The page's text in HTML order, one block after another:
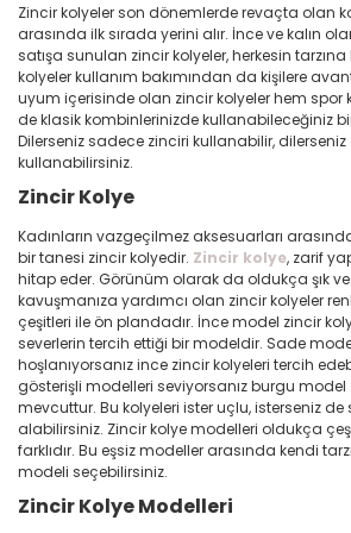
Zincir kolyeler son dönemlerde revaçta olan
arasında ilk sırada yerini alır. İnce ve kalın
satışa sunulan zincir kolyeler, herkesin
kolyeler kullanım bakımından da kişilere
uyum içerisinde olan zincir kolyeler hem spor
de klasik kombinlerinizde kullanabileceğiniz
Dilerseniz sadece zinciri kullanabilir,
kullanabilirsiniz.
Zincir Kolye
Kadınların vazgeçilmez aksesuarları
bir tanesi zincir kolyedir. Zincir kolye, zarif
hitap eder. Görünüm olarak da oldukça şık
kavuşmanıza yardımcı olan zincir kolyeler
çeşitleri ile ön plandadır. İnce model zincir
severlerin tercih ettiği bir modeldir. Sade
hoşlanıyorsanız ince zincir kolyeleri tercih
gösterişli modelleri seviyorsanız burgu model
mevcuttur. Bu kolyeleri ister uçlu, isterseniz de
alabilirsiniz. Zincir kolye modelleri oldukça
farklıdır. Bu eşsiz modeller arasında kendi
modeli seçebilirsiniz.
Zincir Kolye Modelleri